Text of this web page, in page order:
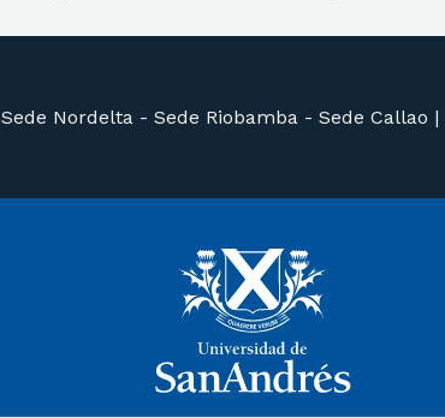
Sede Nordelta - Sede Riobamba - Sede Callao |